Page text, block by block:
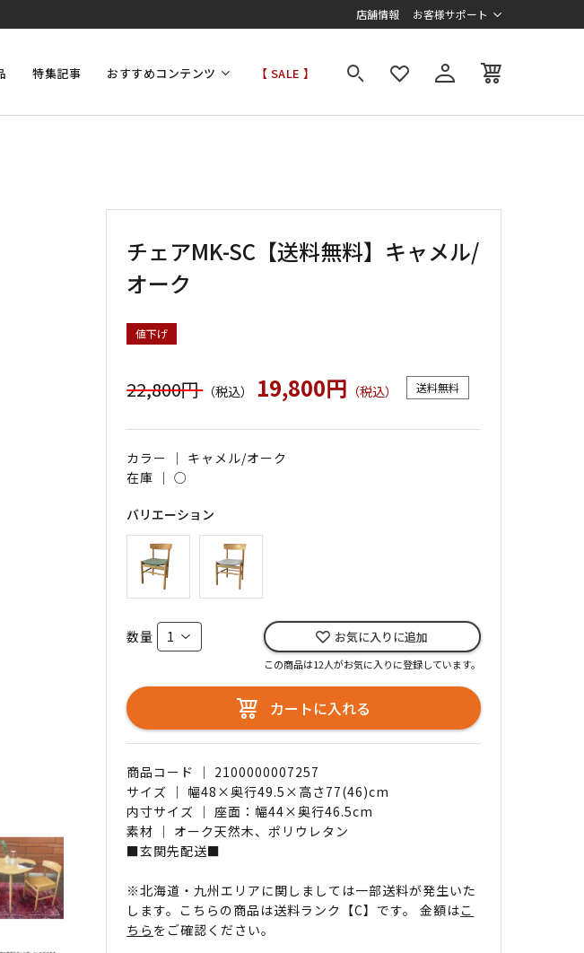
店舗情報 お客様サポート
特集記事 おすすめコンテンツ 【 SALE 】
チェアMK-SC【送料無料】キャメル/
オーク
値下げ
22,800円（税込） 19,800円 （税込） 送料無料
カラー ｜ キャメル/オーク
在庫 ｜○
バリエーション
数量 お気に入りに追加
この商品は12人がお気に入りに登録しています。
カートに入れる
商品コード ｜ 2100000007257
サイズ ｜ 幅48×奥行49.5×高さ77(46)cm
内寸サイズ ｜ 座面：幅44×奥行46.5cm
素材 ｜ オーク天然木、ポリウレタン
■玄関先配送■
※北海道・九州エリアに関しましては一部送料が発生いた
します。こちらの商品は送料ランク【C】です。 金額はこ
ちら をご確認ください。